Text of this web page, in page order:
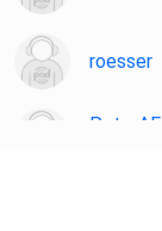
roesser
PeterAF